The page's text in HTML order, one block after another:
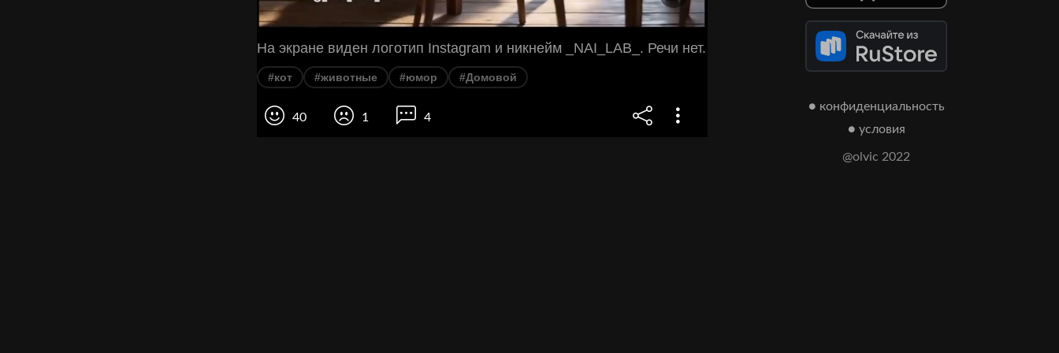
На экране виден логотип Instagram и никнейм _NAI_LAB_. Речи нет.
#кот #животные #юмор #Домовой
40 1 4
● конфиденциальность
● условия
@olvic 2022